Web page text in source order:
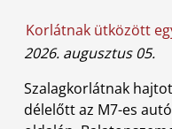
Korlátnak ütközött
2026. augusztus 05.
Szalagkorlátnak
délelőtt az M7-es